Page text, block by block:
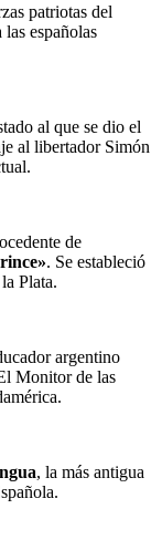
patriotas del
las españolas
al que se dio el
al libertador Simón
de
. Se estableció
Plata.
argentino
Monitor de las
, la más antigua